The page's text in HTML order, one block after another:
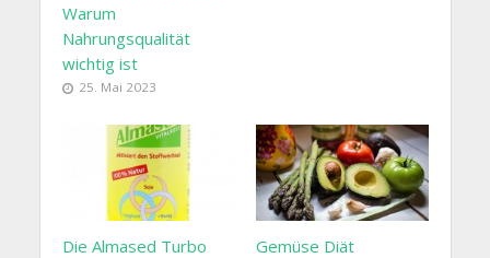
Warum
Nahrungsqualität
wichtig ist
25. Mai 2023
Die Almased Turbo
Gemüse Diät